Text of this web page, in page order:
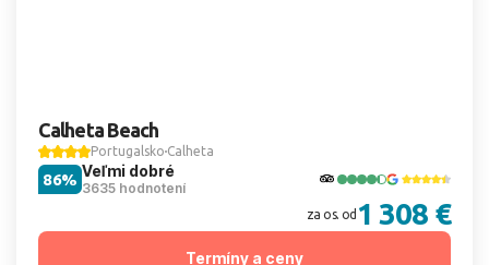
Calheta Beach
Portugalsko Calheta
Veľmi dobré
3635 hodnotení
86%
za os. od 1 308 €
Termíny a ceny